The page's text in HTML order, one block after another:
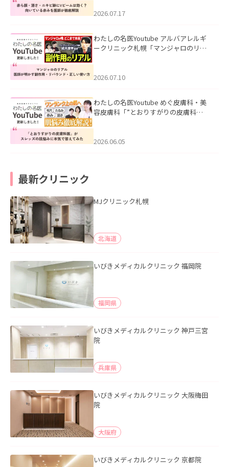
した。
2026.07.17
わたしの名医Youtube アルバアレルギ
ークリニック札幌「マンジャロのリア
た。
2026.07.10
わたしの名医Youtube めぐ皮膚科・美
容皮膚科「”とおりすがりの皮膚科
2026.06.05
最新クリニック
MJクリニック札幌
北海道
いびきメディカルクリニック 福岡院
福岡県
いびきメディカルクリニック 神戸三宮
院
兵庫県
いびきメディカルクリニック 大阪梅田
院
大阪府
いびきメディカルクリニック 京都院